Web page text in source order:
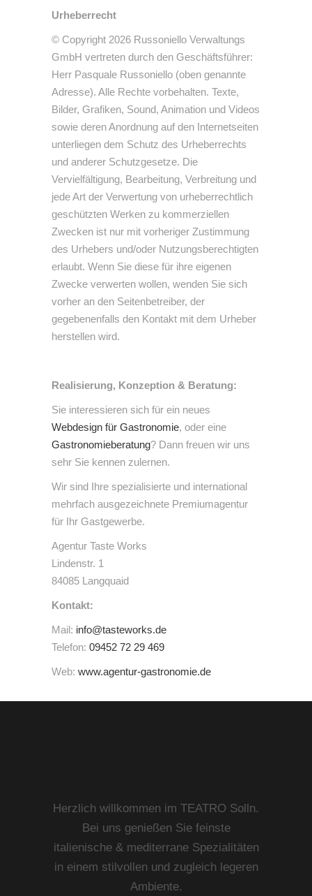
Urheberrecht
© Copyright 2026 Russoniello Verwaltungs
GmbH vertreten durch den Geschäftsführer:
Herr Pasquale Russoniello (oben genannte
Adresse). Alle Rechte vorbehalten. Texte,
Bilder, Grafiken, Sound, Animation und Videos
sowie deren Anordnung auf den Internetseiten
unterliegen dem Schutz des Urheberrechts
und anderer Schutzgesetze. Die
Vervielfältigung, Bearbeitung, Verbreitung und
jede Art der Verwertung von urheberrechtlich
geschützten Werken zu kommerziellen
Zwecken ist nur mit vorheriger Zustimmung
des Urhebers und/oder Nutzungsberechtigten
erlaubt. Wenn Sie diese für ihre eigenen
Zwecke verwerten wollen, wenden Sie sich
vorher an den Seitenbetreiber, der
gegebenenfalls den Kontakt mit dem Urheber
herstellen wird.
Realisierung, Konzeption & Beratung:
Sie interessieren sich für ein neues
Webdesign für Gastronomie, oder eine
Gastronomieberatung? Dann freuen wir uns
sehr Sie kennen zulernen.
Wir sind Ihre spezialisierte und international
mehrfach ausgezeichnete Premiumagentur
für Ihr Gastgewerbe.
Agentur Taste Works
Lindenstr. 1
84085 Langquaid
Kontakt:
Mail: info@tasteworks.de
Telefon: 09452 72 29 469
Web: www.agentur-gastronomie.de
Herzlich willkommen im TEATRO Solln.
Bei uns genießen Sie feinste
italienische & mediterrane Spezialitäten
in einem stilvollen und zugleich legeren
Ambiente.